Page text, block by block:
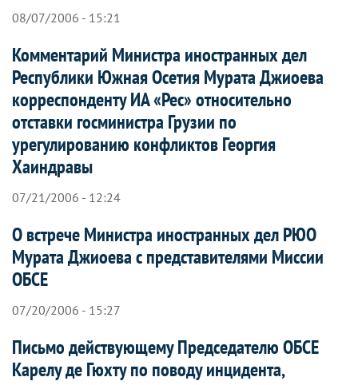
08/07/2006 - 15:21
Комментарий Министра иностранных дел
Республики Южная Осетия Мурата Джиоева
корреспонденту ИА «Рес» относительно
отставки госминистра Грузии по
урегулированию конфликтов Георгия
Хаиндравы
07/21/2006 - 12:24
О встрече Министра иностранных дел РЮО
Мурата Джиоева с представителями Миссии
ОБСЕ
07/20/2006 - 15:27
Письмо действующему Председателю ОБСЕ
Карелу де Гюхту по поводу инцидента,